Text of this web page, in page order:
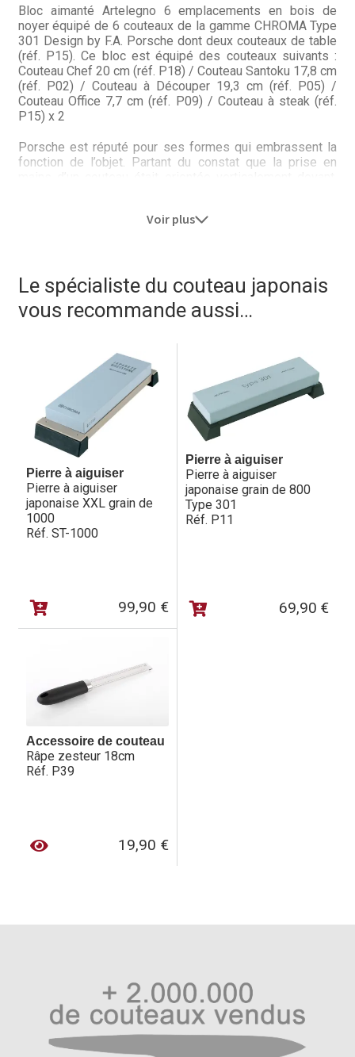
Téléchargements
Thank you for booking
Tous les articles
Trouver mon couteau
STEAK
TYPE301
Bloc aimanté Artelegno 6 emplacements en bois de
noyer équipé de 6 couteaux de la gamme CHROMA Type
301 Design by F.A. Porsche dont deux couteaux de table
(réf. P15). Ce bloc est équipé des couteaux suivants :
Couteau Chef 20 cm (réf. P18) / Couteau Santoku 17,8 cm
(réf. P02) / Couteau à Découper 19,3 cm (réf. P05) /
Couteau Office 7,7 cm (réf. P09) / Couteau à steak (réf.
P15) x 2
Porsche est réputé pour ses formes qui embrassent la
fonction de l’objet. Partant du constat que la prise en
conçut ce couteau avec un manche inversé par
301 Design by F.A. Porsche :
– acier : 0.7% de carbone + molybdène vanadium, dureté
– manche : ergonomique en inox
– aiguisage : ambidextre
Voir plus
Le spécialiste du couteau japonais
vous recommande aussi…
Pierre à aiguiser
Pierre à aiguiser
japonaise XXL grain de
1000
Réf. ST-1000
99,90 €
Pierre à aiguiser
Pierre à aiguiser
japonaise grain de 800
Type 301
Réf. P11
69,90 €
Accessoire de couteau
Râpe zesteur 18cm
Réf. P39
19,90 €